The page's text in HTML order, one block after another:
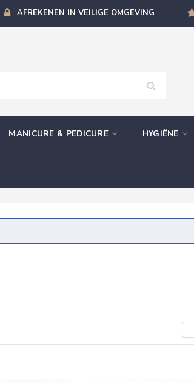
AFREKENEN IN VEILIGE OMGEVING
MANICURE & PEDICURE HYGIËNE